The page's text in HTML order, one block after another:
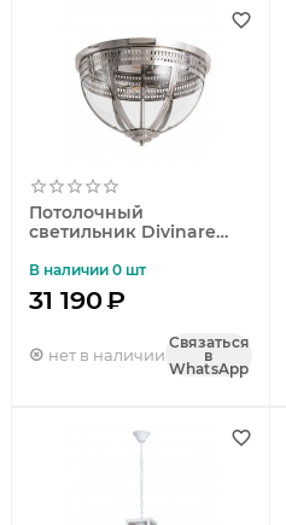
Потолочный
светильник Divinare
В наличии 0 шт
31 190₽
нет в наличии
Связаться
в
WhatsApp